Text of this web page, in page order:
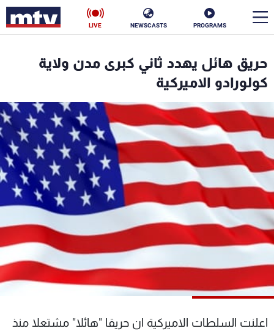
PROGRAMS
NEWSCASTS
LIVE
حريق هائل يهدد ثاني كبرى مدن ولاية
كولورادو الاميركية
اعلنت السلطات الاميركية ان حريقا "هائلا" مشتعلا منذ
الأخبار
سياسة ناس
إقتصاد فن
منوعات رياضة
كأس العالم
البرامج
جدول البرامج
شاهد البرامج